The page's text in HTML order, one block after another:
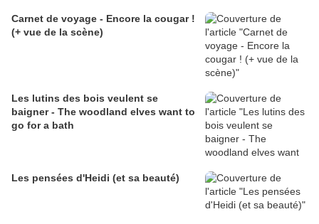
Carnet de voyage - Encore la cougar !
(+ vue de la scène)
Les lutins des bois veulent se
baigner - The woodland elves want to
go for a bath
Les pensées d'Heidi (et sa beauté)